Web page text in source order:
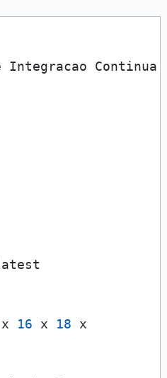
Integracao Continua
x 16 x 18 x